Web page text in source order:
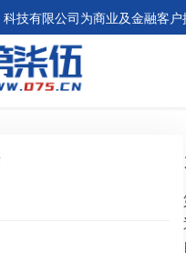
技有限公司为商业及金融客